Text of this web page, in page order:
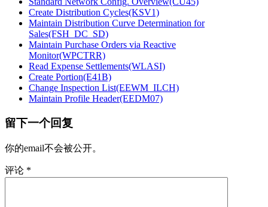
Create Distribution Cycles(KSV1)
Maintain Distribution Curve Determination for
Sales(FSH_DC_SD)
Maintain Purchase Orders via Reactive
Monitor(WPCTRR)
Read Expense Settlements(WLASI)
Create Portion(E41B)
Change Inspection List(EEWM_ILCH)
Maintain Profile Header(EEDM07)
留下一个回复
你的email不会被公开。
评论 *